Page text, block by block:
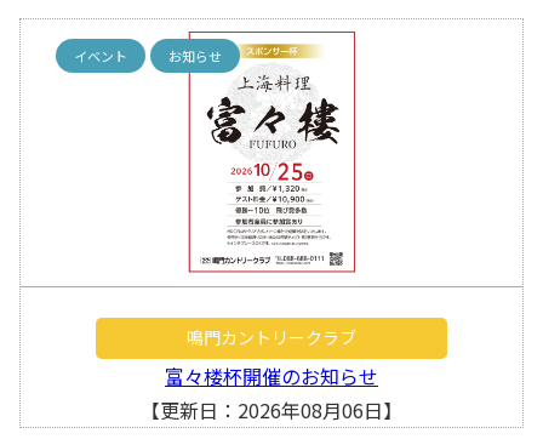
イベント お知らせ
鳴門カントリークラブ
富々楼杯開催のお知らせ
【更新日：2026年08月06日】